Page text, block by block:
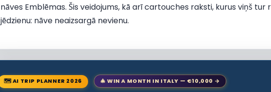
nāves Emblēmas. Šis veidojums, kā arī cartouches raksti, kurus viņš
jēdzienu: nāve neaizsargā nevienu.
🗺 AI TRIP PLANNER 2026 🎄 WIN A MONTH IN ITALY — €10,000 →